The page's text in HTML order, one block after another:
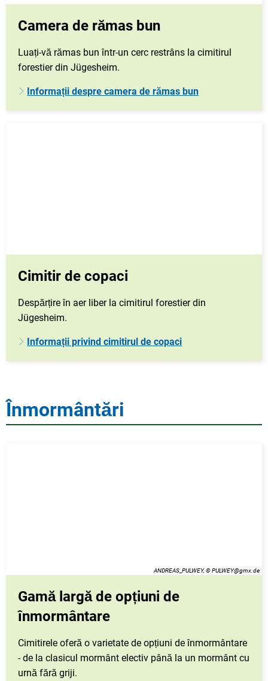
Camera de rămas bun
Luați-vă rămas bun într-un cerc restrâns la cimitirul
forestier din Jügesheim.
Informații despre camera de rămas bun
Cimitir de copaci
Despărțire în aer liber la cimitirul forestier din
Jügesheim.
Informații privind cimitirul de copaci
Înmormântări
ANDREAS_PULWEY, © PULWEY@gmx.de
Gamă largă de opțiuni de
înmormântare
Cimitirele oferă o varietate de opțiuni de înmormântare
- de la clasicul mormânt electiv până la un mormânt cu
urnă fără griji.